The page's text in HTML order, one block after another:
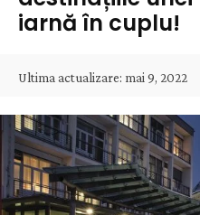
iarnă în cuplu!
Ultima actualizare: mai 9, 2022